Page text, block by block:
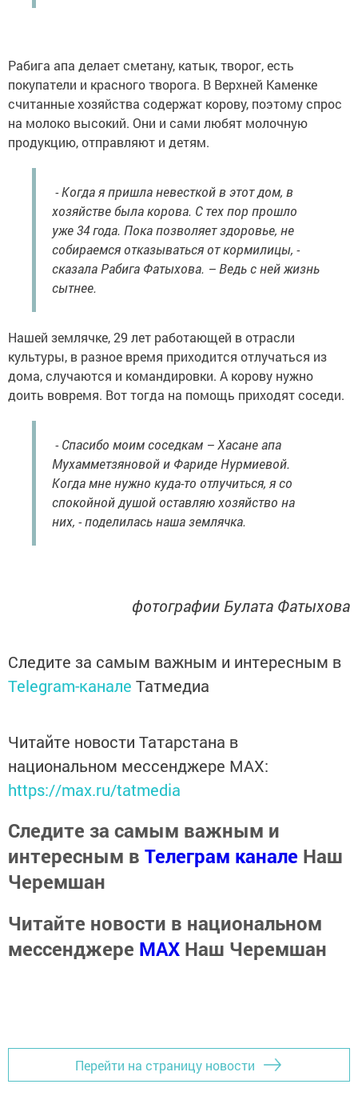
Рабига апа делает сметану, катык, творог, есть
покупатели и красного творога. В Верхней Каменке
считанные хозяйства содержат корову, поэтому спрос
на молоко высокий. Они и сами любят молочную
продукцию, отправляют и детям.
- Когда я пришла невесткой в этот дом, в
хозяйстве была корова. С тех пор прошло
уже 34 года. Пока позволяет здоровье, не
собираемся отказываться от кормилицы, -
сказала Рабига Фатыхова. – Ведь с ней жизнь
сытнее.
Нашей землячке, 29 лет работающей в отрасли
культуры, в разное время приходится отлучаться из
дома, случаются и командировки. А корову нужно
доить вовремя. Вот тогда на помощь приходят соседи.
- Спасибо моим соседкам – Хасане апа
Мухамметзяновой и Фариде Нурмиевой.
Когда мне нужно куда-то отлучиться, я со
спокойной душой оставляю хозяйство на
них, - поделилась наша землячка.
фотографии Булата Фатыхова
Следите за самым важным и интересным в
Telegram-канале Татмедиа
Читайте новости Татарстана в
национальном мессенджере MАХ:
https://max.ru/tatmedia
Следите за самым важным и
интересным в Телеграм канале Наш
Черемшан
Читайте новости в национальном
мессенджере MАХ Наш Черемшан
Перейти на страницу новости